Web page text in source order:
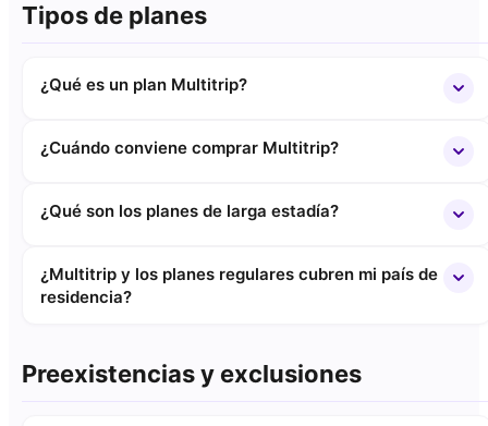
Tipos de planes
¿Qué es un plan Multitrip?
¿Cuándo conviene comprar Multitrip?
¿Qué son los planes de larga estadía?
¿Multitrip y los planes regulares cubren mi país de
residencia?
Preexistencias y exclusiones